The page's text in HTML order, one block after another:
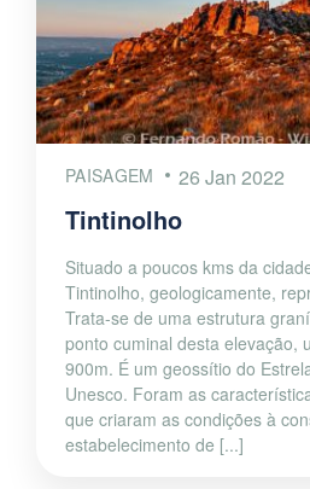
PAISAGEM 26 Jan 2022
Tintinolho
Situado a poucos kms da
Tintinolho, geologicamente,
Trata-se de uma estrutura
ponto cuminal desta elevação,
900m. É um geossítio do
Unesco. Foram as
que criaram as condições à
estabelecimento de [...]